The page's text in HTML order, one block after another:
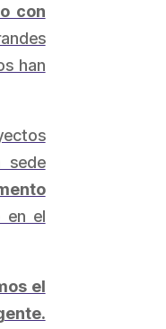
con
han
sede
en el
el